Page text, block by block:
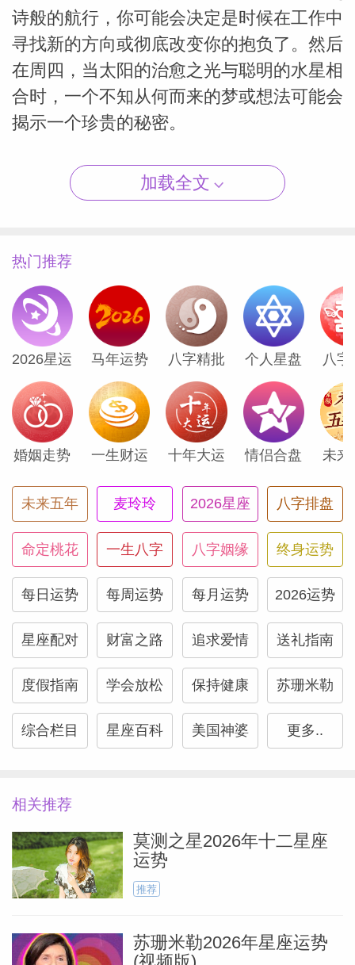
（Susan
诗般的航行，你可能会决定是时候在工作中
寻找新的方向或彻底改变你的抱负了。然后
在周四，当太阳的治愈之光与聪明的水星相
合时，一个不知从何而来的梦或想法可能会
揭示一个珍贵的秘密。
叛逆的天王星正在你的旅行星区运行，这是
你星座中最具冒险精神的区域，有助于你拓
展视野。周三，掌管金钱和合作关系的金星
进入你的事业宫，你可能会觉得自己终于在
正确的时间和正确的地点达成了一笔有利可
图的商业交易。周四太阳与多变的水星相
合，照亮你的社交生活，鼓励你与老朋友叙
旧，结识新朋友。
天蝎座
你的进取心可能会凸显出来。才华横溢、不
按常理出牌的天王星正在你的资源共享区穿
梭，这可能会激起你新的商业想法，向你展
示完全意想不到的赚钱方式。周三，迷人的
金星进入你的冒险区域，你可能会脚痒--现
在计划的假期可能会成为一生难忘的旅行。
周四，光彩夺目的太阳和机智的水星在你的
事业宫合相，如果你有贵人要讨好，现在正
是时候。
射手座
你的爱情生活现在看起来令人兴奋。随着天
王星这颗黄道十二宫中最难以预测、最令人
定与你的伴侣做一些出乎意料的事情。和谐
加载全文
热门推荐
2026星运 马年运势 八字精批 个人星盘 八
婚姻走势 一生财运 十年大运 情侣合盘 未来
未来五年 麦玲玲 2026星座 八字排盘
命定桃花 一生八字 八字姻缘 终身运势
每日运势 每周运势 每月运势 2026运势
星座配对 财富之路 追求爱情 送礼指南
度假指南 学会放松 保持健康 苏珊米勒
综合栏目 星座百科 美国神婆 更多..
相关推荐
莫测之星2026年十二星座
运势
推荐
苏珊米勒2026年星座运势